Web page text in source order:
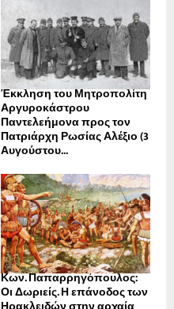
Έκκληση του Μητροπολίτη
Αργυροκάστρου
Παντελεήμονα προς τον
Πατριάρχη Ρωσίας Αλέξιο (3
Αυγούστου...
Κων. Παπαρρηγόπουλος:
Οι Δωριείς. Η επάνοδος των